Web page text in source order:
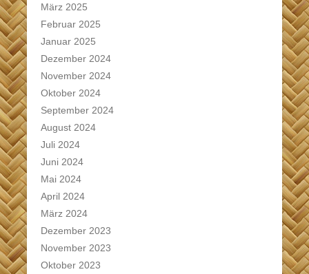
März 2025
Februar 2025
Januar 2025
Dezember 2024
November 2024
Oktober 2024
September 2024
August 2024
Juli 2024
Juni 2024
Mai 2024
April 2024
März 2024
Dezember 2023
November 2023
Oktober 2023